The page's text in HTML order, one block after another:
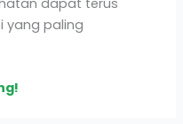
yang paling